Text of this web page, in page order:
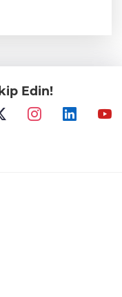
hayatına ışık
Yüzme
Edin!